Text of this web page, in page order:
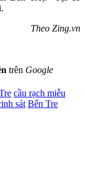
Theo Zing.vn
trên Google
cầu rạch miễu
sát Bến Tre